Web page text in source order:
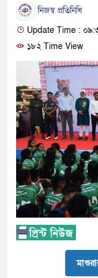
নিজস্ব প্রতিনিধি
Update Time :
১৮২ Time View